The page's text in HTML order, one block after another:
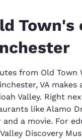
from Old Town
VA
Valley. Right
like Alamo
and a movie. For
Discovery